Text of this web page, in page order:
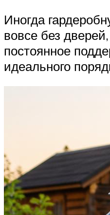
Иногда
вовсе без
постоянное
идеального